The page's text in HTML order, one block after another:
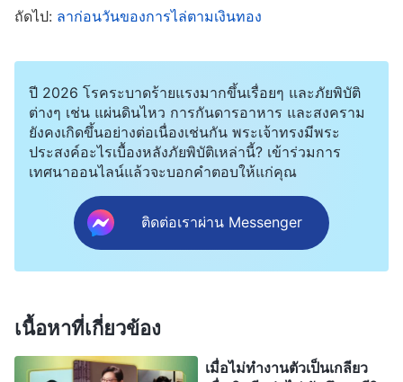
ร่วมการชุมนุมได้ พระราชกิจของพระเจ้าจะสิ้นสุดลง
แต่นี่เป็นโอกาสที่เธอฝันมาตลอดที่จะได้เป็นเลิศ อัน
หรานไม่อยากจะพลาดโอกาสนี้ไป หลังจากคิดไปคิด
มาหลายตลบ อันหรานก็ยังคงเลือกงานนี้ เธอปลอบใจ
พระเจ้าให้มากขึ้นและเข้าร่วมการชุมนุมในช่วงวัน
หยุด ก็คงจะไม่เป็นไร ไม่น่าจะมีผลกระทบอะไรมากนัก
หรอก
เมื่อวันหยุดฤดูร้อนใกล้จะสิ้นสุดลง อันหรานก็ได้งานนี้
มา และกลายเป็นครูประถมตามที่เธอปรารถนาไว้ ใน
ถัดไป: ลาก่อนวันของการไล่ตามเงินทอง
ปี 2026 โรคระบาดร้ายแรงมากขึ้นเรื่อยๆ และภัยพิบัติ
ต่างๆ เช่น แผ่นดินไหว การกันดารอาหาร และสงคราม
ยังคงเกิดขึ้นอย่างต่อเนื่องเช่นกัน พระเจ้าทรงมีพระ
ประสงค์อะไรเบื้องหลังภัยพิบัติเหล่านี้? เข้าร่วมการ
เทศนาออนไลน์แล้วจะบอกคำตอบให้แก่คุณ
ติดต่อเราผ่าน Messenger
เนื้อหาที่เกี่ยวข้อง
เมื่อไม่ทำงานตัวเป็นเกลียว